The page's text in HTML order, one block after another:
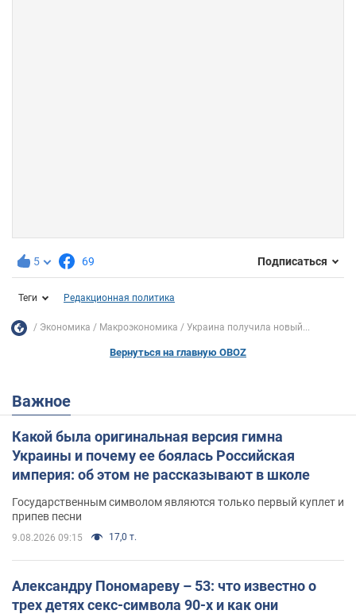
5 69 Подписаться
Теги Редакционная политика
Экономика Mакроэкономика Украина получила новый...
Вернуться на главную OBOZ
Важное
Какой была оригинальная версия гимна
Украины и почему ее боялась Российская
империя: об этом не рассказывают в школе
Государственным символом являются только первый куплет и
припев песни
9.08.2026 09:15 17,0 т.
Александру Пономареву – 53: что известно о
трех детях секс-символа 90-х и как они